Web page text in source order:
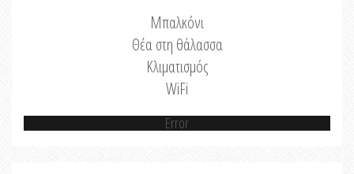
Μπαλκόνι
Θέα στη θάλασσα
Κλιματισμός
WiFi
Error